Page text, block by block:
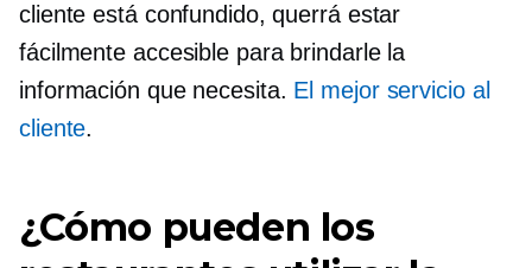
cliente está confundido, querrá estar
fácilmente accesible para brindarle la
información que necesita. El mejor servicio al
cliente.
¿Cómo pueden los